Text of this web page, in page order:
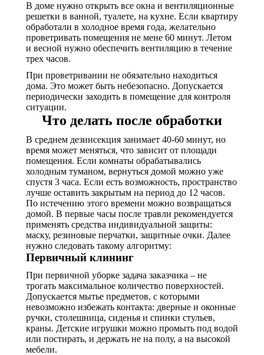
В доме нужно открыть все окна и вентиляционные
решетки в ванной, туалете, на кухне. Если квартиру
обработали в холодное время года, желательно
проветривать помещения не мене 60 минут. Летом
и весной нужно обеспечить вентиляцию в течение
трех часов.
При проветривании не обязательно находиться
дома. Это может быть небезопасно. Допускается
периодически заходить в помещение для контроля
ситуации.
Что делать после обработки
В среднем дезинсекция занимает 40-60 минут, но
время может меняться, что зависит от площади
помещения. Если комнаты обрабатывались
холодным туманом, вернуться домой можно уже
спустя 3 часа. Если есть возможность, пространство
лучше оставить закрытым на период до 12 часов.
По истечению этого времени можно возвращаться
домой. В первые часы после травли рекомендуется
применять средства индивидуальной защиты:
маску, резиновые перчатки, защитные очки. Далее
нужно следовать такому алгоритму:
Первичный клининг
При первичной уборке задача заказчика – не
трогать максимальное количество поверхностей.
Допускается мытье предметов, с которыми
невозможно избежать контакта: дверные и оконные
ручки, столешница, сиденья и спинки стульев,
краны. Детские игрушки можно промыть под водой
или постирать, и держать не на полу, а на высокой
мебели.